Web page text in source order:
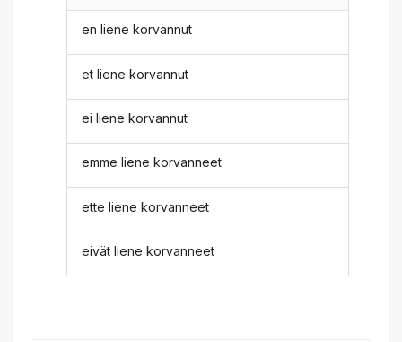
en liene korvannut
et liene korvannut
ei liene korvannut
emme liene korvanneet
ette liene korvanneet
eivät liene korvanneet